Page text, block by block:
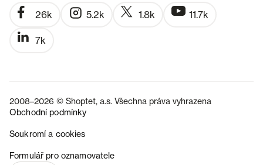
26k 5.2k 1.8k 11.7k
7k
2008–2026 © Shoptet, a.s. Všechna práva vyhrazena
Obchodní podmínky
Soukromí a cookies
Formulář pro oznamovatele